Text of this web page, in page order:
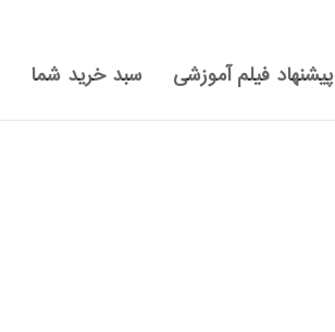
پیشنهاد فیلم آموزشی سبد خرید شما